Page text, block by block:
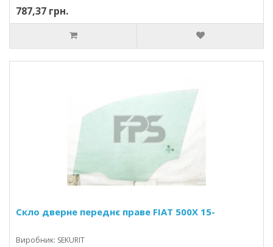
787,37 грн.
Скло дверне переднє праве FIAT 500X 15-
Виробник: SEKURIT